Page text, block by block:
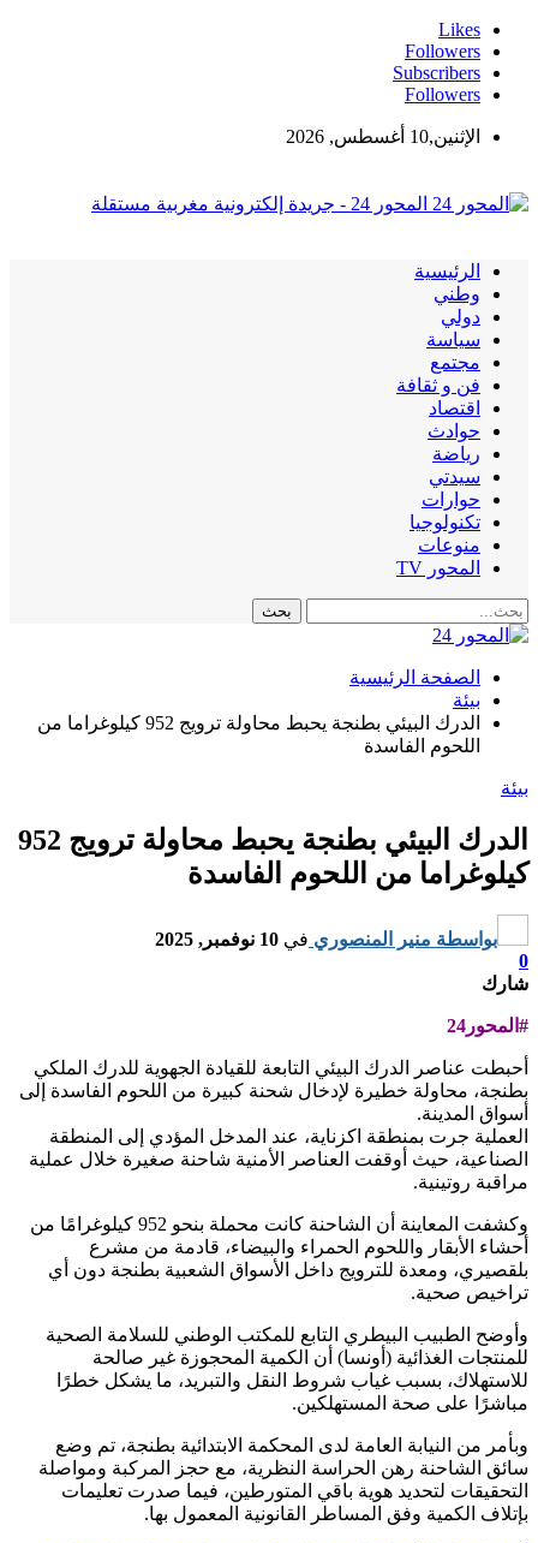
Likes
Followers
Subscribers
Followers
الإثنين,10 أغسطس, 2026
المحور 24 - جريدة إلكترونية مغربية مستقلة
الرئيسية
وطني
دولي
سياسة
مجتمع
فن و ثقافة
اقتصاد
حوادث
رياضة
سيدتي
حوارات
تكنولوجيا
منوعات
المحور TV
الصفحة الرئيسية
بيئة
الدرك البيئي بطنجة يحبط محاولة ترويج 952 كيلوغراما من
اللحوم الفاسدة
بيئة
الدرك البيئي بطنجة يحبط محاولة ترويج 952
كيلوغراما من اللحوم الفاسدة
بواسطة منير المنصوري في 10 نوفمبر, 2025
0
شارك
#المحور24
أحبطت عناصر الدرك البيئي التابعة للقيادة الجهوية للدرك الملكي
بطنجة، محاولة خطيرة لإدخال شحنة كبيرة من اللحوم الفاسدة إلى
أسواق المدينة.
العملية جرت بمنطقة اكزناية، عند المدخل المؤدي إلى المنطقة
الصناعية، حيث أوقفت العناصر الأمنية شاحنة صغيرة خلال عملية
مراقبة روتينية.
وكشفت المعاينة أن الشاحنة كانت محملة بنحو 952 كيلوغرامًا من
أحشاء الأبقار واللحوم الحمراء والبيضاء، قادمة من مشرع
بلقصيري، ومعدة للترويج داخل الأسواق الشعبية بطنجة دون أي
تراخيص صحية.
وأوضح الطبيب البيطري التابع للمكتب الوطني للسلامة الصحية
للمنتجات الغذائية (أونسا) أن الكمية المحجوزة غير صالحة
للاستهلاك، بسبب غياب شروط النقل والتبريد، ما يشكل خطرًا
مباشرًا على صحة المستهلكين.
وبأمر من النيابة العامة لدى المحكمة الابتدائية بطنجة، تم وضع
سائق الشاحنة رهن الحراسة النظرية، مع حجز المركبة ومواصلة
التحقيقات لتحديد هوية باقي المتورطين، فيما صدرت تعليمات
بإتلاف الكمية وفق المساطر القانونية المعمول بها.